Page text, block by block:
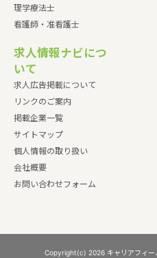
理学療法士
看護師・准看護士
求人情報ナビにつ
いて
求人広告掲載について
リンクのご案内
掲載企業一覧
サイトマップ
個人情報の取り扱い
会社概要
お問い合わせフォーム
Copyright(c) 2026 キャリアフィー